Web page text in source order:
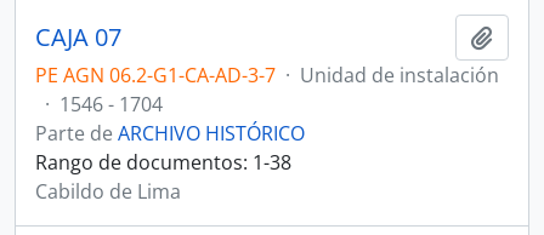
CAJA 07
PE AGN 06.2-G1-CA-AD-3-7 · Unidad de instalación
· 1546 - 1704
Parte de ARCHIVO HISTÓRICO
Rango de documentos: 1-38
Cabildo de Lima